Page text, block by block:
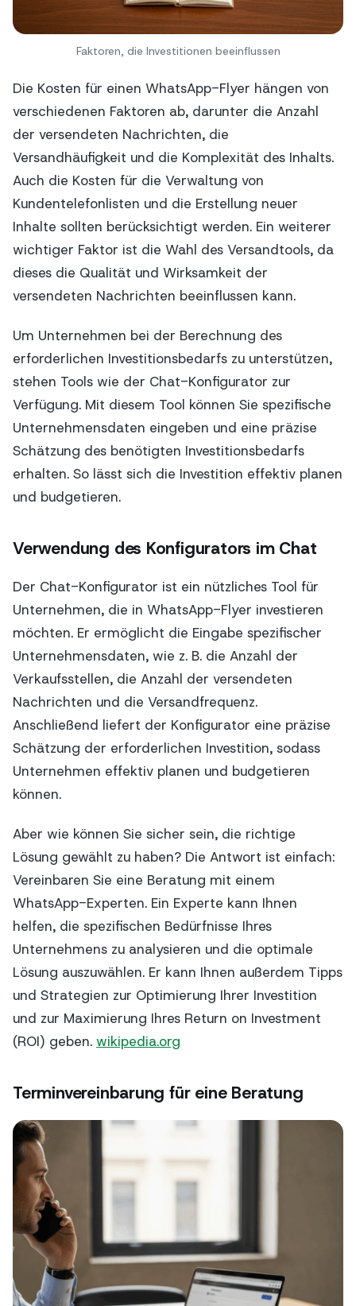
Faktoren, die Investitionen beeinflussen
Die Kosten für einen WhatsApp-Flyer hängen von
verschiedenen Faktoren ab, darunter die Anzahl
der versendeten Nachrichten, die
Versandhäufigkeit und die Komplexität des Inhalts.
Auch die Kosten für die Verwaltung von
Kundentelefonlisten und die Erstellung neuer
Inhalte sollten berücksichtigt werden. Ein weiterer
wichtiger Faktor ist die Wahl des Versandtools, da
dieses die Qualität und Wirksamkeit der
versendeten Nachrichten beeinflussen kann.
Um Unternehmen bei der Berechnung des
erforderlichen Investitionsbedarfs zu unterstützen,
stehen Tools wie der Chat-Konfigurator zur
Verfügung. Mit diesem Tool können Sie spezifische
Unternehmensdaten eingeben und eine präzise
Schätzung des benötigten Investitionsbedarfs
erhalten. So lässt sich die Investition effektiv planen
und budgetieren.
Verwendung des Konfigurators im Chat
Der Chat-Konfigurator ist ein nützliches Tool für
Unternehmen, die in WhatsApp-Flyer investieren
möchten. Er ermöglicht die Eingabe spezifischer
Unternehmensdaten, wie z. B. die Anzahl der
Verkaufsstellen, die Anzahl der versendeten
Nachrichten und die Versandfrequenz.
Anschließend liefert der Konfigurator eine präzise
Schätzung der erforderlichen Investition, sodass
Unternehmen effektiv planen und budgetieren
können.
Aber wie können Sie sicher sein, die richtige
Lösung gewählt zu haben? Die Antwort ist einfach:
Vereinbaren Sie eine Beratung mit einem
WhatsApp-Experten. Ein Experte kann Ihnen
helfen, die spezifischen Bedürfnisse Ihres
Unternehmens zu analysieren und die optimale
Lösung auszuwählen. Er kann Ihnen außerdem Tipps
und Strategien zur Optimierung Ihrer Investition
und zur Maximierung Ihres Return on Investment
(ROI) geben. wikipedia.org
Terminvereinbarung für eine Beratung